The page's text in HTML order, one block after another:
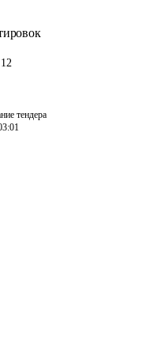
тендера